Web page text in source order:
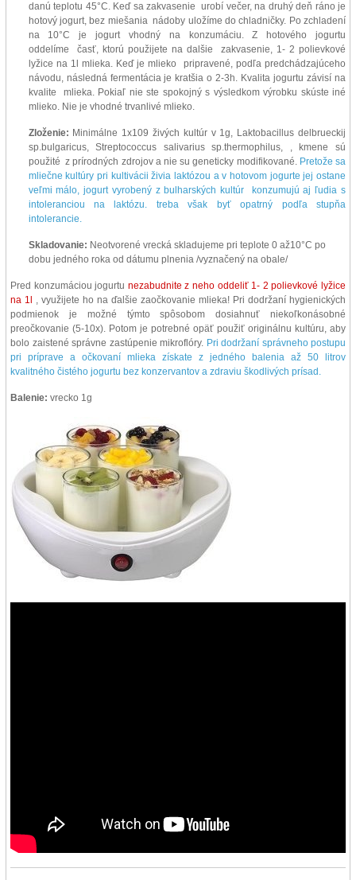
danú teplotu 45°C. Keď sa zakvasenie urobí večer, na druhý deň ráno je
hotový jogurt, bez miešania nádoby uložíme do chladničky. Po zchladení
na 10°C je jogurt vhodný na konzumáciu. Z hotového jogurtu
oddelíme časť, ktorú použijete na dalšie zakvasenie, 1- 2 polievkové
lyžice na 1l mlieka. Keď je mlieko pripravené, podľa predchádzajúceho
návodu, následná fermentácia je kratšia o 2-3h. Kvalita jogurtu závisí na
kvalite mlieka. Pokiaľ nie ste spokojný s výsledkom výrobku skúste iné
mlieko. Nie je vhodné trvanlivé mlieko.
Zloženie: Minimálne 1x109 živých kultúr v 1g, Laktobacillus delbrueckij
sp.bulgaricus, Streptococcus salivarius sp.thermophilus, , kmene sú
použité z prírodných zdrojov a nie su geneticky modifikované. Pretože sa
mliečne kultúry pri kultivácii živia laktózou a v hotovom jogurte jej ostane
veľmi málo, jogurt vyrobený z bulharských kultúr konzumujú aj ľudia s
intoleranciou na laktózu. treba však byť opatrný podľa stupňa
intolerancie.
Skladovanie: Neotvorené vrecká skladujeme pri teplote 0 až10°C po
dobu jedného roka od dátumu plnenia /vyznačený na obale/
Pred konzumáciou jogurtu nezabudnite z neho oddeliť 1- 2 polievkové lyžice
na 1l , využijete ho na ďalšie zaočkovanie mlieka! Pri dodržaní hygienických
podmienok je možné týmto spôsobom dosiahnuť niekoľkonásobné
preočkovanie (5-10x). Potom je potrebné opäť použiť originálnu kultúru, aby
bolo zaistené správne zastúpenie mikroflóry. Pri dodržaní správneho postupu
pri príprave a očkovaní mlieka získate z jedného balenia až 50 litrov
kvalitného čistého jogurtu bez konzervantov a zdraviu škodlivých prísad.
Balenie: vrecko 1g